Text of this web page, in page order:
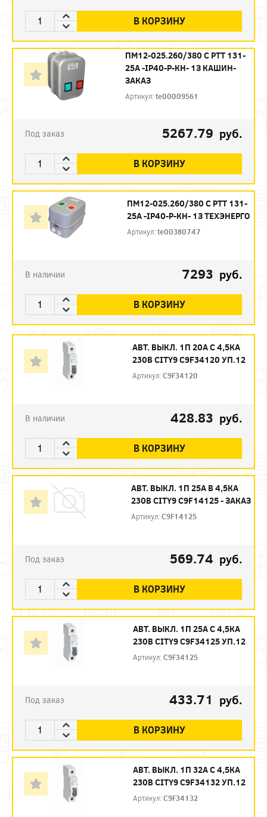
В КОРЗИНУ
ПМ12-025.260/380 С РТТ 131-
25А -IP40-Р-КН- 1З КАШИН-
ЗАКАЗ
Артикул:te00009561
Под заказ 5267.79 руб.
В КОРЗИНУ
ПМ12-025.260/380 С РТТ 131-
25А -IP40-Р-КН- 1З ТЕХЭНЕРГО
Артикул:te00380747
В наличии 7293 руб.
В КОРЗИНУ
АВТ. ВЫКЛ. 1П 20А С 4,5КА
230В CITY9 C9F34120 УП.12
Артикул:C9F34120
В наличии 428.83 руб.
В КОРЗИНУ
АВТ. ВЫКЛ. 1П 25А B 4,5КА
230В CITY9 C9F14125 - ЗАКАЗ
Артикул:C9F14125
Под заказ 569.74 руб.
В КОРЗИНУ
АВТ. ВЫКЛ. 1П 25А С 4,5КА
230В CITY9 C9F34125 УП.12
Артикул:C9F34125
Под заказ 433.71 руб.
В КОРЗИНУ
АВТ. ВЫКЛ. 1П 32А С 4,5КА
230В CITY9 C9F34132 УП.12
Артикул:C9F34132